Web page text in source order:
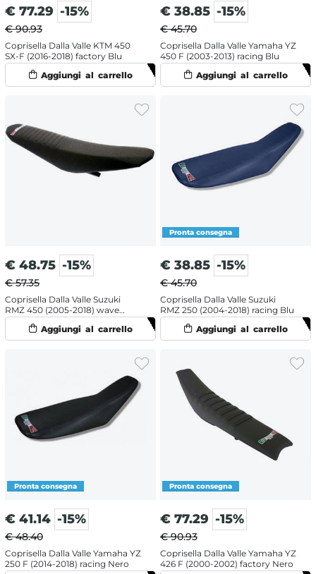
€ 77.29 -15%
€ 90.93
Coprisella Dalla Valle KTM 450
SX-F (2016-2018) factory Blu
€ 38.85 -15%
€ 45.70
Coprisella Dalla Valle Yamaha YZ
450 F (2003-2013) racing Blu
€ 48.75 -15%
€ 57.35
Coprisella Dalla Valle Suzuki
RMZ 450 (2005-2018) wave
Nero
€ 38.85 -15%
€ 45.70
Coprisella Dalla Valle Suzuki
RMZ 250 (2004-2018) racing Blu
€ 41.14 -15%
€ 48.40
Coprisella Dalla Valle Yamaha YZ
250 F (2014-2018) racing Nero
€ 77.29 -15%
€ 90.93
Coprisella Dalla Valle Yamaha YZ
426 F (2000-2002) factory Nero